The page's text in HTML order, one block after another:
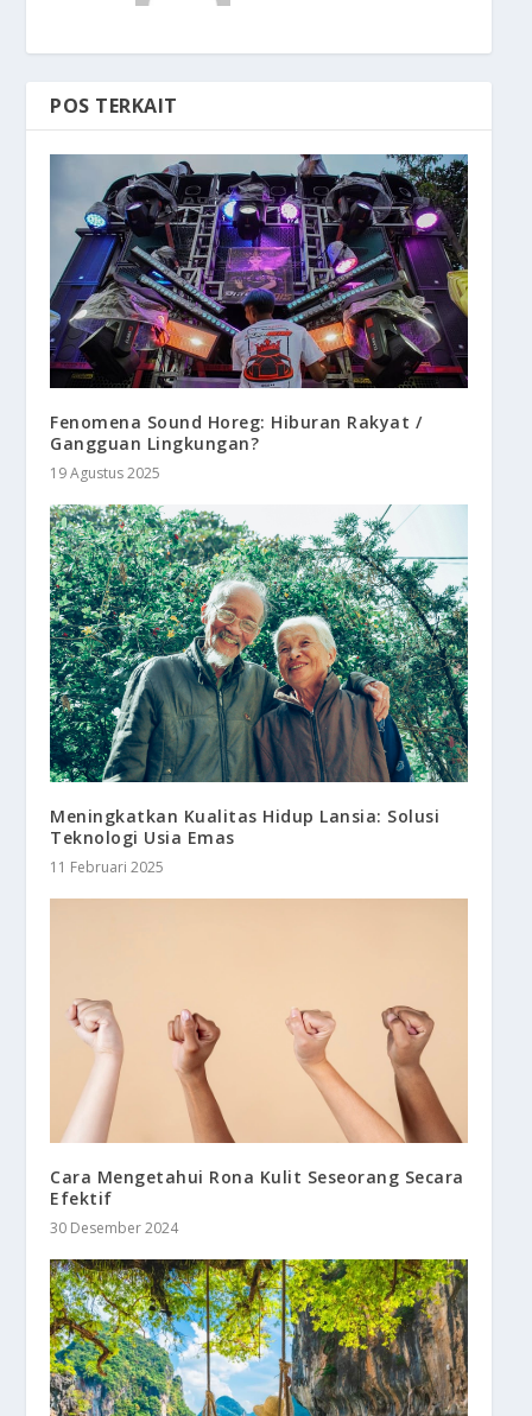
POS TERKAIT
Fenomena Sound Horeg: Hiburan Rakyat /
Gangguan Lingkungan?
19 Agustus 2025
Meningkatkan Kualitas Hidup Lansia: Solusi
Teknologi Usia Emas
11 Februari 2025
Cara Mengetahui Rona Kulit Seseorang Secara
Efektif
30 Desember 2024